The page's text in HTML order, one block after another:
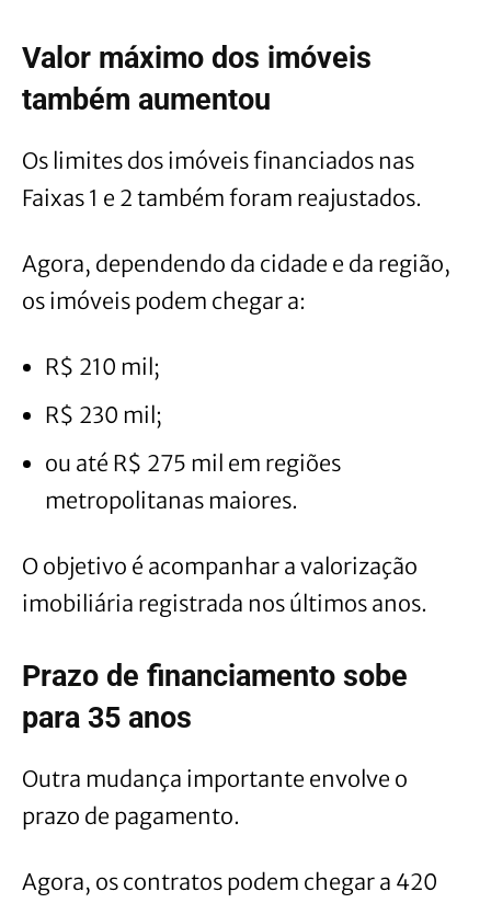
Valor máximo dos imóveis
também aumentou
Os limites dos imóveis financiados nas
Faixas 1 e 2 também foram reajustados.
Agora, dependendo da cidade e da região,
os imóveis podem chegar a:
R$ 210 mil;
R$ 230 mil;
ou até R$ 275 mil em regiões
metropolitanas maiores.
O objetivo é acompanhar a valorização
imobiliária registrada nos últimos anos.
Prazo de financiamento sobe
para 35 anos
Outra mudança importante envolve o
prazo de pagamento.
Agora, os contratos podem chegar a 420